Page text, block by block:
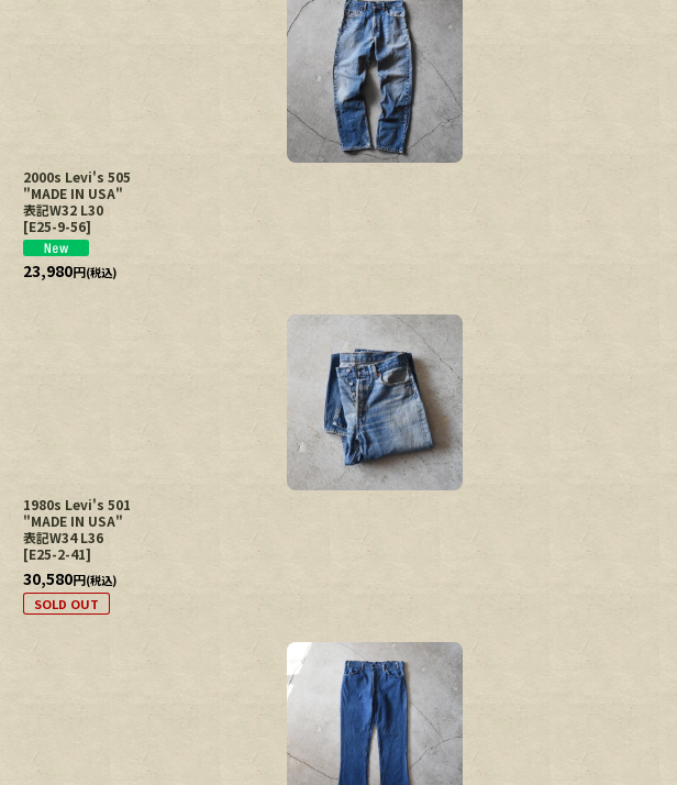
2000s Levi's 505
"MADE IN USA"
表記W32 L30
[E25-9-56]
23,980円(税込)
1980s Levi's 501
"MADE IN USA"
表記W34 L36
[E25-2-41]
30,580円(税込)
SOLD OUT